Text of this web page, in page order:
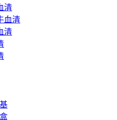
清
血清
清